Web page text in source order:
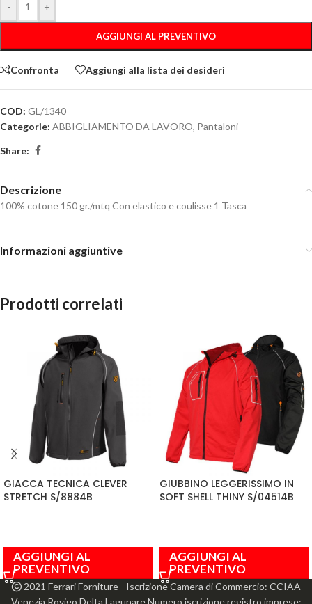
- +
AGGIUNGI AL PREVENTIVO
Confronta Aggiungi alla lista dei desideri
COD: GL/1340
Categorie: ABBIGLIAMENTO DA LAVORO, Pantaloni
Share:
Descrizione
100% cotone 150 gr./mtq Con elastico e coulisse 1 Tasca
Informazioni aggiuntive
Prodotti correlati
GIACCA TECNICA CLEVER
STRETCH S/8884B
AGGIUNGI AL
PREVENTIVO
GIUBBINO LEGGERISSIMO IN
SOFT SHELL THINY S/04514B
AGGIUNGI AL
PREVENTIVO
2021 Ferrari Forniture - Iscrizione Camera di Commercio: CCIAA
Venezia Rovigo Delta Lagunare Numero iscrizione registro imprese: